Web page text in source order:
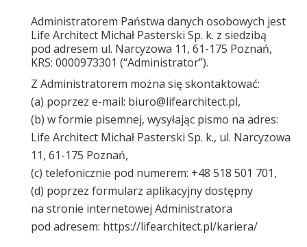
Administratorem Państwa danych osobowych jest
Life Architect Michał Pasterski Sp. k. z siedzibą
pod adresem ul. Narcyzowa 11, 61-175 Poznań,
KRS: 0000973301 (“Administrator”).
Z Administratorem można się skontaktować:
(a) poprzez e-mail: biuro@lifearchitect.pl,
(b) w formie pisemnej, wysyłając pismo na adres:
Life Architect Michał Pasterski Sp. k., ul. Narcyzowa
11, 61-175 Poznań,
(c) telefonicznie pod numerem: +48 518 501 701,
(d) poprzez formularz aplikacyjny dostępny
na stronie internetowej Administratora
pod adresem: https://lifearchitect.pl/kariera/